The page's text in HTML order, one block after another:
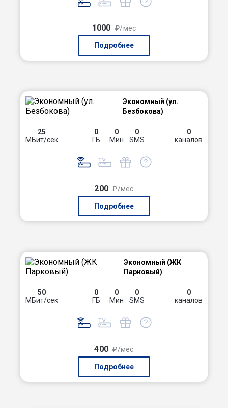
1000 ₽/мес
Подробнее
Экономный (ул.
Безбокова)
25
МБит/сек
0
ГБ
0
Мин
0
SMS
0
каналов
200 ₽/мес
Подробнее
Экономный (ЖК
Парковый)
50
МБит/сек
0
ГБ
0
Мин
0
SMS
0
каналов
400 ₽/мес
Подробнее